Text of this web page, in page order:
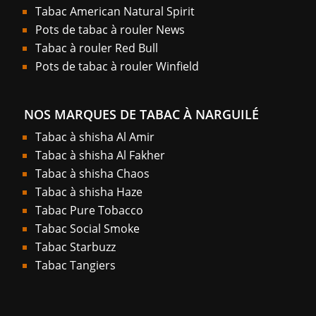
Tabac American Natural Spirit
Pots de tabac à rouler News
Tabac à rouler Red Bull
Pots de tabac à rouler Winfield
NOS MARQUES DE TABAC À NARGUILÉ
Tabac à shisha Al Amir
Tabac à shisha Al Fakher
Tabac à shisha Chaos
Tabac à shisha Haze
Tabac Pure Tobacco
Tabac Social Smoke
Tabac Starbuzz
Tabac Tangiers